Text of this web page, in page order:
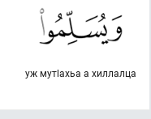
уж мутlахьа а хиллалца